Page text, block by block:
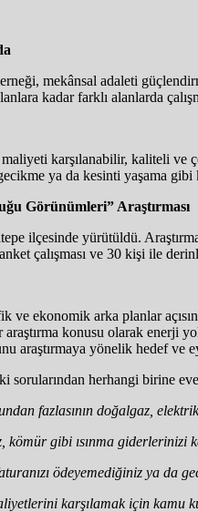
mekânsal adaleti
kadar farklı alanlarda
karşılanabilir, kaliteli ve
ya da kesinti yaşama
Görünümleri” Araştırması
ilçesinde yürütüldü.
çalışması ve 30 kişi ile
ekonomik arka planlar
araştırma konusu olarak
araştırmaya yönelik hedef
sorularından herhangi birine
fazlasının doğalgaz,
gibi ısınma giderlerinizi
ödeyemediğiniz ya da
karşılamak için kamu